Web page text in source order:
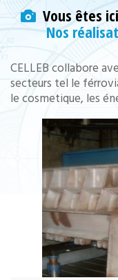
Vous êtes
Nos
CELLEB collabore
secteurs tel le
le cosmetique, les